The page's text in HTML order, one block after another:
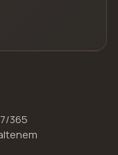
365